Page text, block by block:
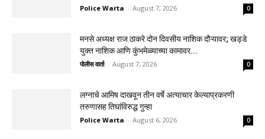
Police Warta - August 7, 2026 0
मनसे अध्यक्ष राज ठाकरे दोन दिवसीय नाशिक दौऱ्यावर; खड्डे
युक्त नाशिक आणि कुंभमेळ्याच्या कामावर...
पोलीस वार्ता - August 7, 2026 0
लग्नाचे आमिष दाखवून तीन वर्षे अत्याचार केल्याप्रकरणी
तरुणासह तिघांविरुद्ध गुन्हा
Police Warta - August 6, 2026 0